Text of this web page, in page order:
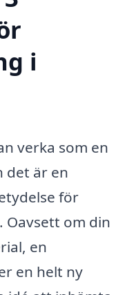
i
verka som en
det är en
för
Oavsett om din
en
en helt ny